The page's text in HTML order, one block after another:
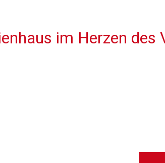
im Herzen des